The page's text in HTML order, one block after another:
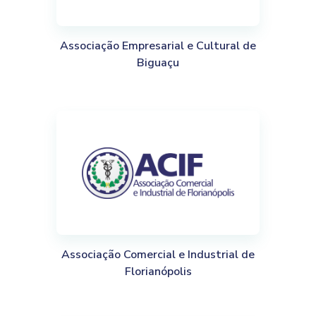
Associação Empresarial e Cultural de
Biguaçu
Associação Comercial e Industrial de
Florianópolis